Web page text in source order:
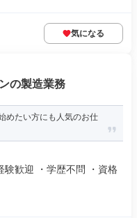
気になる
の製造業務
めたい方にも人気のお仕
験歓迎 ・学歴不問 ・資格